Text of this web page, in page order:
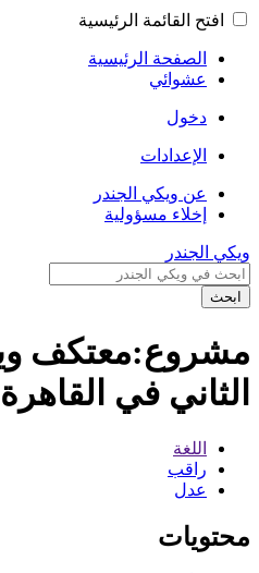
افتح القائمة الرئيسية
الصفحة الرئيسية
عشوائي
دخول
الإعدادات
عن ويكي الجندر
إخلاء مسؤولية
ويكي الجندر
ابحث
مشروع:معتكف
الثاني في القاهرة -
اللغة
راقب
عدل
محتويات